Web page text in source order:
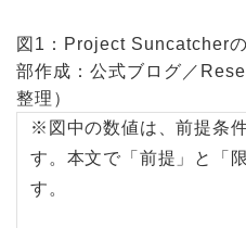
図1：Project Suncatcher
部作成：公式ブログ／
整理）
※図中の数値は、前提条
す。本文で「前提」と「
す。